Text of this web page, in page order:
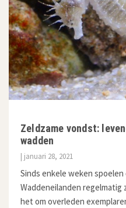
Zeldzame vondst:
wadden
| januari 28, 2021
Sinds enkele weken
Waddeneilanden regelmatig
het om overleden